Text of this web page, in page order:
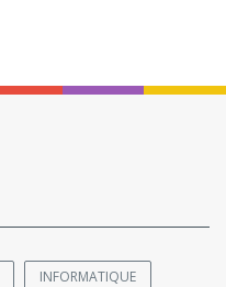
INFORMATIQUE